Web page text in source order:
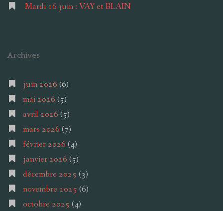
Mardi 16 juin : VAY et BLAIN
Archives
juin 2026 (6)
mai 2026 (5)
avril 2026 (5)
mars 2026 (7)
février 2026 (4)
janvier 2026 (5)
décembre 2025 (3)
novembre 2025 (6)
octobre 2025 (4)